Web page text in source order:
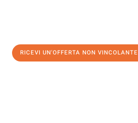
RICEVI UN'OFFERTA NON VINCOLANTE